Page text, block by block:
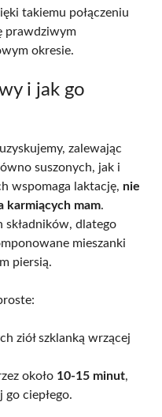
takiemu połączeniu
prawdziwym
okresie.
i jak go
zalewając
suszonych, jak i
wspomaga laktację, nie
karmiących mam.
składników, dlatego
mieszanki
piersią.
ziół szklanką wrzącej
około 10-15 minut,
go ciepłego.